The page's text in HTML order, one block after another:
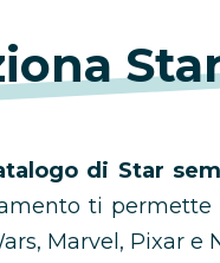
di Star
ti permette
Marvel, Pixar e